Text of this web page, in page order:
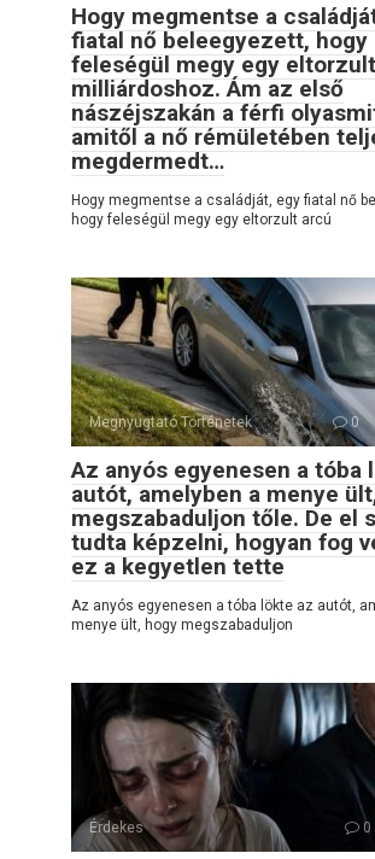
Hogy megmentse a
fiatal nő beleegyezett, hogy
feleségül megy egy
milliárdoshoz. Ám az első
nászéjszakán a férfi
amitől a nő rémületében
megdermedt…
Hogy megmentse a családját, egy fiatal nő
hogy feleségül megy egy eltorzult arcú
Megnyugtató Történetek 0
Az anyós egyenesen a tóba
autót, amelyben a menye
megszabaduljon tőle. De el
tudta képzelni, hogyan fog
ez a kegyetlen tette
Az anyós egyenesen a tóba lökte az autót,
menye ült, hogy megszabaduljon
Érdekes 0